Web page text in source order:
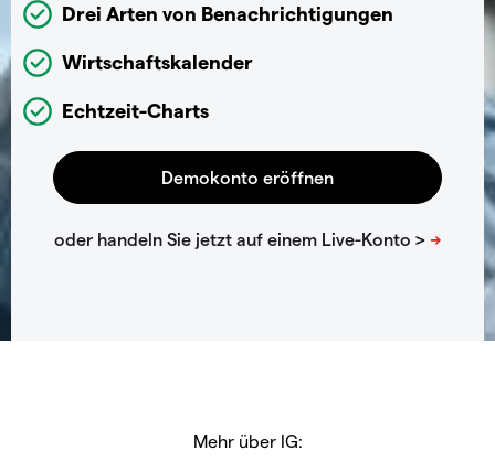
Drei Arten von Benachrichtigungen
Wirtschaftskalender
Echtzeit-Charts
Mehr über IG: